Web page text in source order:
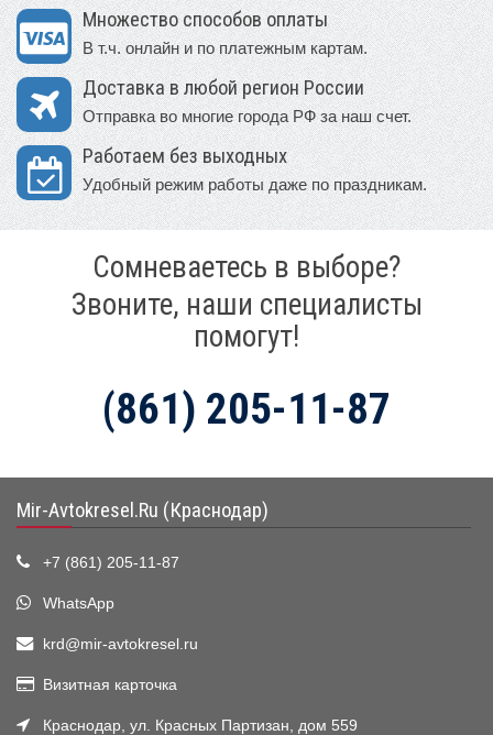
Множество способов оплаты
В т.ч. онлайн и по платежным картам.
Доставка в любой регион России
Отправка во многие города РФ за наш счет.
Работаем без выходных
Удобный режим работы даже по праздникам.
Сомневаетесь в выборе?
Звоните, наши специалисты
помогут!
(861) 205-11-87
Mir-Avtokresel.Ru (Краснодар)
+7 (861) 205-11-87
WhatsApp
krd@mir-avtokresel.ru
Визитная карточка
Краснодар, ул. Красных Партизан, дом 559